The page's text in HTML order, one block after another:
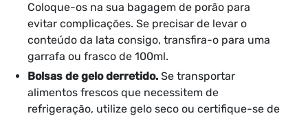
Coloque-os na sua bagagem de porão para
evitar complicações. Se precisar de levar o
conteúdo da lata consigo, transfira-o para uma
garrafa ou frasco de 100ml.
Bolsas de gelo derretido. Se transportar
alimentos frescos que necessitem de
refrigeração, utilize gelo seco ou certifique-se de